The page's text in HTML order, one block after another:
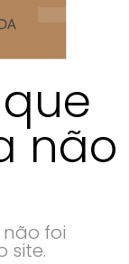
não
foi
site.